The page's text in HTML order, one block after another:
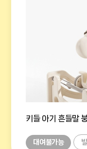
키들 아기 흔들말
대여불가능